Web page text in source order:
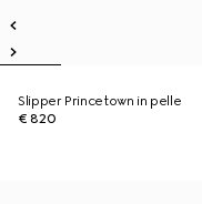
Slipper Princetown in pelle
€ 820